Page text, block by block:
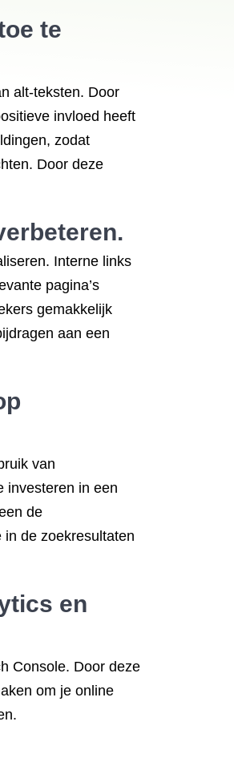
te
alt-teksten. Door
invloed heeft
zodat
Door deze
Interne links
pagina’s
gemakkelijk
aan een
van
investeren in een
de
de zoekresultaten
en
Console. Door deze
om je online